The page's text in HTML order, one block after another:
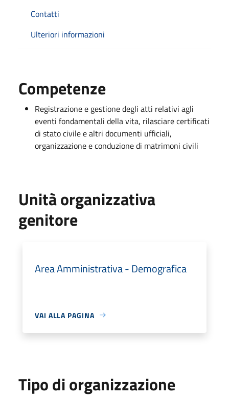
Contatti
Ulteriori informazioni
Competenze
Registrazione e gestione degli atti relativi agli
eventi fondamentali della vita, rilasciare certificati
di stato civile e altri documenti ufficiali,
organizzazione e conduzione di matrimoni civili
Unità organizzativa
genitore
Area Amministrativa - Demografica
VAI ALLA PAGINA
Tipo di organizzazione